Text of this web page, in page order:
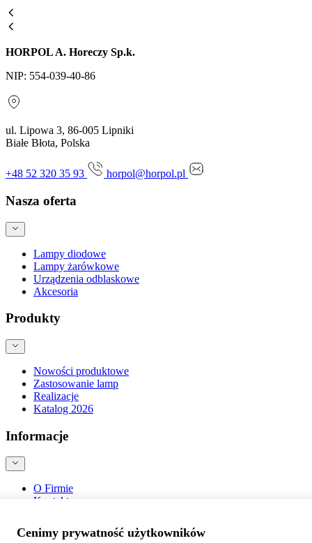
HORPOL A. Horeczy Sp.k.
NIP: 554-039-40-86
ul. Lipowa 3, 86-005 Lipniki
Białe Błota, Polska
+48 52 320 35 93 horpol@horpol.pl
Nasza oferta
Lampy diodowe
Lampy żarówkowe
Urządzenia odblaskowe
Akcesoria
Produkty
Nowości produktowe
Zastosowanie lamp
Realizacje
Katalog 2026
Informacje
O Firmie
Kontakt
Bezpieczeństwo produktów
Cenimy prywatność użytkowników